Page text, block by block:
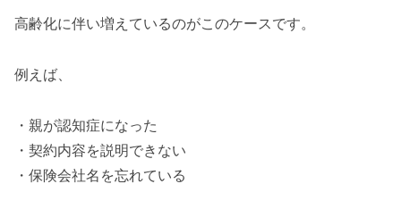
高齢化に伴い増えているのがこのケースです。
例えば、
・親が認知症になった
・契約内容を説明できない
・保険会社名を忘れている